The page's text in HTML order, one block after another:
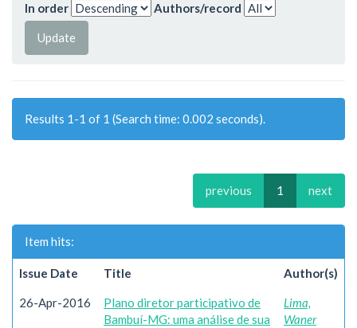
In order
Authors/record
Results 1-1 of 1 (Search time: 0.002 seconds).
previous 1 next
Item hits:
Issue Date Title Author(s)
26-Apr-2016
Plano diretor participativo de
Bambuí-MG: uma análise de sua
Lima,
Waner